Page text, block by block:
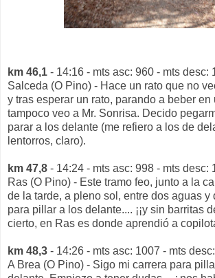
km 46,1 - 14:16 - mts asc: 960 - mts desc:
Salceda (O Pino) - Hace un rato que no
y tras esperar un rato, parando a beber en
tampoco veo a Mr. Sonrisa. Decido
parar a los delante (me refiero a los de
lentorros, claro).
km 47,8 - 14:24 - mts asc: 998 - mts desc:
Ras (O Pino) - Este tramo feo, junto a la
de la tarde, a pleno sol, entre dos aguas y
para pillar a los delante.... ¡¡y sin barritas
cierto, en Ras es donde aprendió a
km 48,3 - 14:26 - mts asc: 1007 - mts
A Brea (O Pino) - Sigo mi carrera para